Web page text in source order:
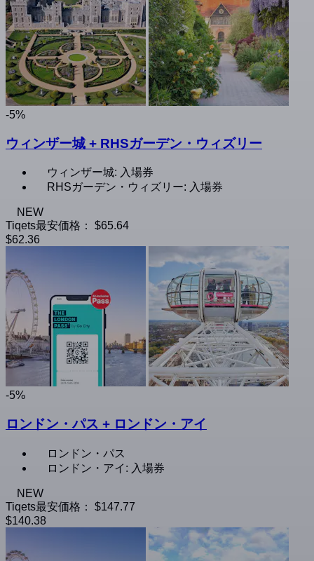
-5%
ウィンザー城 + RHSガーデン・ウィズリー
ウィンザー城: 入場券
RHSガーデン・ウィズリー: 入場券
NEW
Tiqets最安価格：
$65.64
$62.36
-5%
ロンドン・パス + ロンドン・アイ
ロンドン・パス
ロンドン・アイ: 入場券
NEW
Tiqets最安価格：
$147.77
$140.38